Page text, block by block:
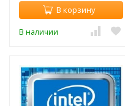
В корзину
В наличии